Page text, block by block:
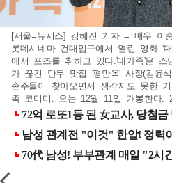
[서울=뉴시스] 김혜진 기자 = 배우 이
롯데시네마 건대입구에서 열린 영화 '
에서 포즈를 취하고 있다.'대가족'은
가 끊긴 만두 맛집 '평만옥' 사장(김윤
손주들이 찾아오면서 생각지도 못한
족 코미디. 오는 12월 11일 개봉한다.